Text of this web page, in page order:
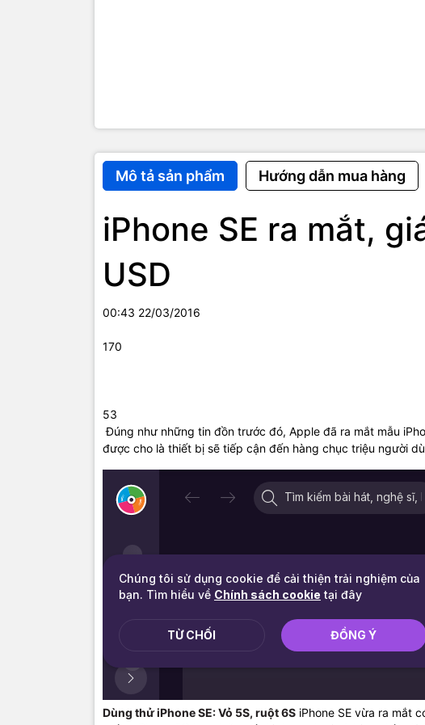
Mô tả sản phẩm Hướng dẫn mua hàng
iPhone SE ra mắt,
USD
00:43 22/03/2016
170
53
Đúng như những tin đồn trước đó, Apple đã ra mắt mẫu
được cho là thiết bị sẽ tiếp cận đến hàng chục triệu người
Dùng thử iPhone SE: Vỏ 5S, ruột 6S iPhone SE vừa ra mắt
trang bị chip xử lý A9,
Apple trang bị cho
Wi-Fi chuẩn AC mới.
iPhone SE có thể